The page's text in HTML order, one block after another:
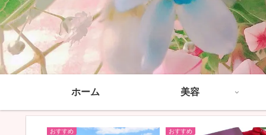
ホーム 美容
おすすめ おすすめ